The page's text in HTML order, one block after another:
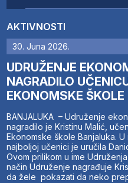
AKTIVNOSTI
30. Juna 2026.
UDRUŽENJE
NAGRADILO
EKONOMSKE ŠKOLE
BANJALUKA – Udruženje
nagradilo je Kristinu Malić,
Ekonomske škole Banjaluka.
najboljoj učenici je uručila
Ovom prilikom u ime
način Udruženje nagrađuje
da žele pokazati da neko